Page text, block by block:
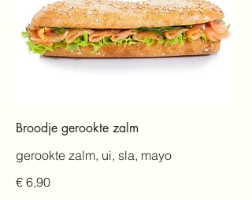
Broodje gerookte zalm
gerookte zalm, ui, sla, mayo
€ 6,90